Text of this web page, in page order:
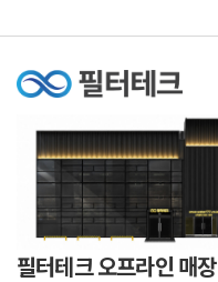
필터테크 오프라인 매장